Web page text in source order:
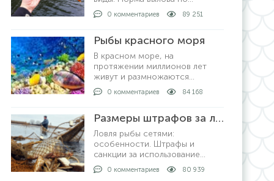
регионам в России,
допустимые размеры рыбы для
могут выписать штрафы и как
рыбачить не нарушая закон.
0 комментариев 89 251
Рыбы красного моря
В красном море, на
протяжении миллионов лет
живут и размножаются
различные подводные
обитатели в большом
день известно о полутора
тысячах видов рыб, которые
описан
0 комментариев 84 168
Размеры штрафов за ловлю рыбы сетями
Ловля рыбы сетями:
особенности. Штрафы и
санкции за использование
снасти. Кому можно ловить
сетями. Ловля рыбы с берега и
0 комментариев 80 939